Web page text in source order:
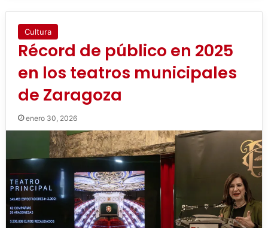
Cultura
Récord de público en 2025
en los teatros municipales
de Zaragoza
enero 30, 2026